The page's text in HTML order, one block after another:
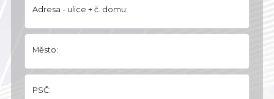
Adresa - ulice + č. domu:
Město:
PSČ: